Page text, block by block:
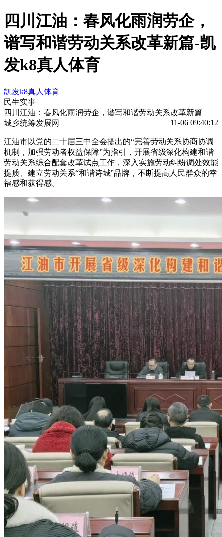
四川江油：春风化雨润劳企，
谱写和谐劳动关系改革新篇-凯
发k8真人体育
凯发k8真人体育
民生实事
四川江油：春风化雨润劳企，谱写和谐劳动关系改革新篇
城乡统筹发展网
11-06 09:40:12
江油市以党的二十届三中全会提出的“完善劳动关系协商协调
机制，加强劳动者权益保障”为指引，开展省级深化构建和谐
劳动关系综合配套改革试点工作，深入实施劳动纠纷调处效能
提质、建立劳动关系“和谐诗城”品牌，不断提高人民群众的幸
福感和获得感。